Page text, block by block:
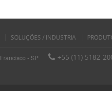
SOLUÇÕES / INDUSTRIA
- SP +55 (11) 5182-